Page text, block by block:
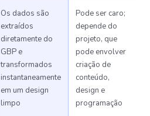
Os dados são
extraídos
diretamente do
GBP e
transformados
instantaneamente
em um design
limpo
Pode ser caro;
depende do
projeto, que
pode envolver
criação de
conteúdo,
design e
programação